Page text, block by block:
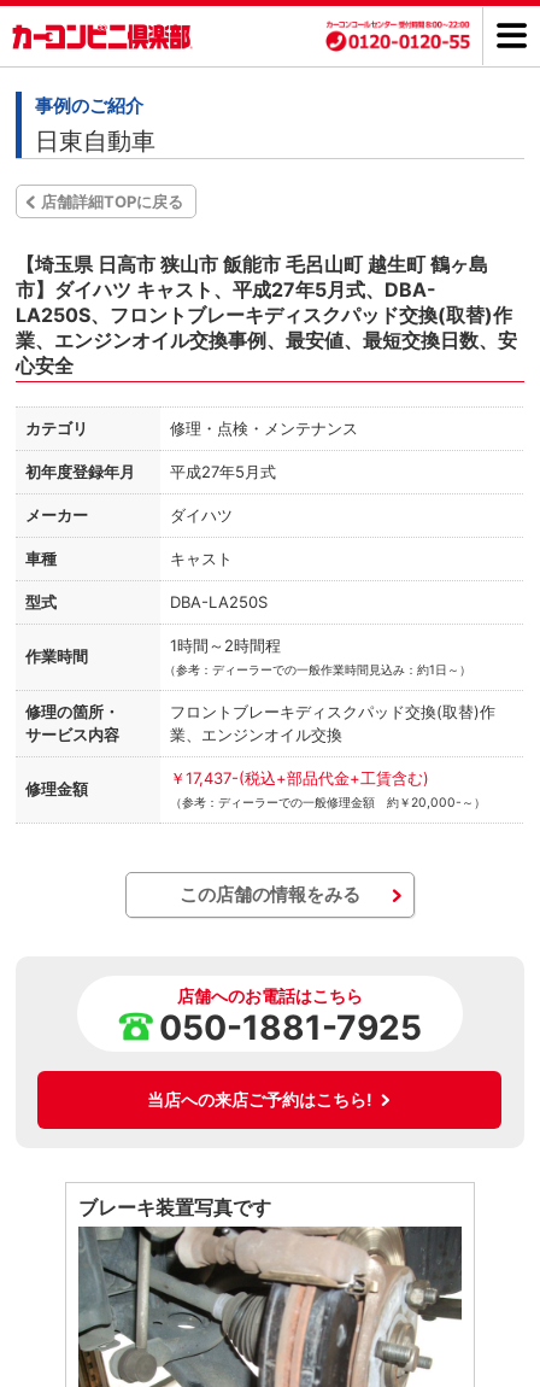
事例のご紹介
日東自動車
店舗詳細TOPに戻る
【埼玉県 日高市 狭山市 飯能市 毛呂山町 越生町 鶴ヶ島
市】ダイハツ キャスト、平成27年5月式、DBA-
LA250S、フロントブレーキディスクパッド交換(取替)作
業、エンジンオイル交換事例、最安値、最短交換日数、安
心安全
カテゴリ 修理・点検・メンテナンス
初年度登録年月 平成27年5月式
メーカー ダイハツ
車種 キャスト
型式 DBA-LA250S
作業時間
1時間～2時間程
（参考：ディーラーでの一般作業時間見込み：約1日～）
修理の箇所・
サービス内容
フロントブレーキディスクパッド交換(取替)作
業、エンジンオイル交換
修理金額
￥17,437-(税込+部品代金+工賃含む)
（参考：ディーラーでの一般修理金額 約￥20,000-～）
この店舗の情報をみる
店舗へのお電話はこちら
050-1881-7925
当店への来店ご予約はこちら!
ブレーキ装置写真です